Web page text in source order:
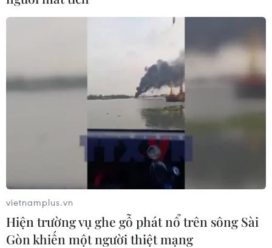
vietnamplus.vn
Hiện trường vụ ghe gỗ phát nổ trên sông Sài
Gòn khiến một người thiệt mạng